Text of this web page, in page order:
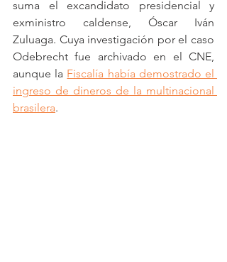
suma el excandidato presidencial y
exministro caldense, Óscar Iván
Zuluaga. Cuya investigación por el caso
Odebrecht fue archivado en el CNE,
aunque la Fiscalía había demostrado el
ingreso de dineros de la multinacional
brasilera.